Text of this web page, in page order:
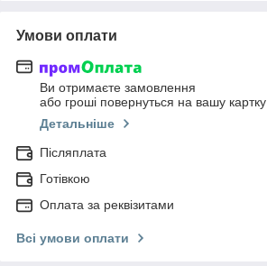
Умови оплати
Ви отримаєте замовлення
або гроші повернуться на вашу картку
Детальніше
Післяплата
Готівкою
Оплата за реквізитами
Всі умови оплати